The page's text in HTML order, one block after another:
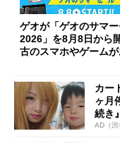
ゲオが「ゲオのサマ
2026」を8月8日から
古のスマホやゲーム
カー
ヶ月
続き
AD（渋